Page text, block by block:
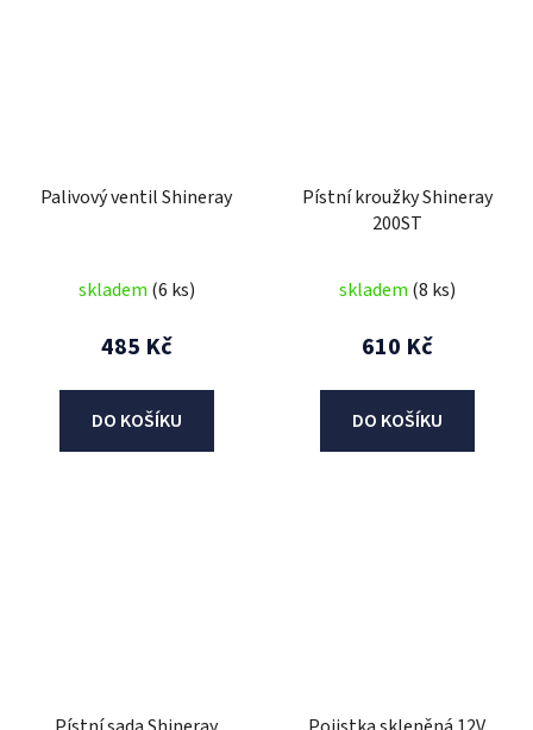
Palivový ventil Shineray
skladem (6 ks)
485 Kč
DO KOŠÍKU
Pístní kroužky Shineray
200ST
skladem (8 ks)
610 Kč
DO KOŠÍKU